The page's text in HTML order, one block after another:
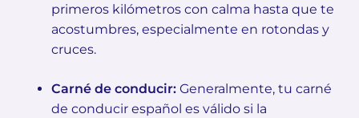
primeros kilómetros con calma hasta que te
acostumbres, especialmente en rotondas y
cruces.
Carné de conducir: Generalmente, tu carné
de conducir español es válido si la